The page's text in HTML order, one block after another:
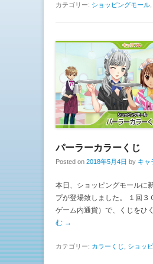
カテゴリー: ショッピングモール
パーラーカラーくじ
Posted on 2018年5月4日 by キャ
本日、ショッピングモールに
プが登場致しました。 １回３
ゲーム内通貨）で、くじをひ
む →
カテゴリー: カラーくじ ショッ